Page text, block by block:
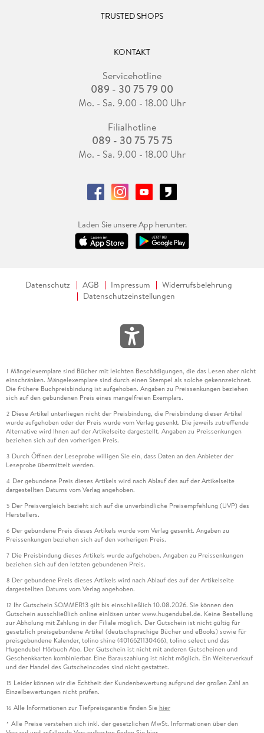
TRUSTED SHOPS
KONTAKT
Servicehotline
089 - 30 75 79 00
Mo. - Sa. 9.00 - 18.00 Uhr
Filialhotline
089 - 30 75 75 75
Mo. - Sa. 9.00 - 18.00 Uhr
Laden Sie unsere App herunter.
Datenschutz AGB Impressum
Widerrufsbelehrung
Datenschutzeinstellungen
1 Mängelexemplare sind Bücher mit leichten Beschädigungen, die das Lesen aber nicht
einschränken. Mängelexemplare sind durch einen Stempel als solche gekennzeichnet.
Die frühere Buchpreisbindung ist aufgehoben. Angaben zu Preissenkungen beziehen
sich auf den gebundenen Preis eines mangelfreien Exemplars.
2 Diese Artikel unterliegen nicht der Preisbindung, die Preisbindung dieser Artikel
wurde aufgehoben oder der Preis wurde vom Verlag gesenkt. Die jeweils zutreffende
Alternative wird Ihnen auf der Artikelseite dargestellt. Angaben zu Preissenkungen
beziehen sich auf den vorherigen Preis.
3 Durch Öffnen der Leseprobe willigen Sie ein, dass Daten an den Anbieter der
Leseprobe übermittelt werden.
4 Der gebundene Preis dieses Artikels wird nach Ablauf des auf der Artikelseite
dargestellten Datums vom Verlag angehoben.
5 Der Preisvergleich bezieht sich auf die unverbindliche Preisempfehlung (UVP) des
Herstellers.
6 Der gebundene Preis dieses Artikels wurde vom Verlag gesenkt. Angaben zu
Preissenkungen beziehen sich auf den vorherigen Preis.
7 Die Preisbindung dieses Artikels wurde aufgehoben. Angaben zu Preissenkungen
beziehen sich auf den letzten gebundenen Preis.
8 Der gebundene Preis dieses Artikels wird nach Ablauf des auf der Artikelseite
dargestellten Datums vom Verlag angehoben.
12 Ihr Gutschein SOMMER13 gilt bis einschließlich 10.08.2026. Sie können den
Gutschein ausschließlich online einlösen unter www.hugendubel.de. Keine Bestellung
zur Abholung mit Zahlung in der Filiale möglich. Der Gutschein ist nicht gültig für
gesetzlich preisgebundene Artikel (deutschsprachige Bücher und eBooks) sowie für
preisgebundene Kalender, tolino shine (4016621130466), tolino select und das
Hugendubel Hörbuch Abo. Der Gutschein ist nicht mit anderen Gutscheinen und
Geschenkkarten kombinierbar. Eine Barauszahlung ist nicht möglich. Ein Weiterverkauf
und der Handel des Gutscheincodes sind nicht gestattet.
15 Leider können wir die Echtheit der Kundenbewertung aufgrund der großen Zahl an
Einzelbewertungen nicht prüfen.
16 Alle Informationen zur Tiefpreisgarantie finden Sie hier
* Alle Preise verstehen sich inkl. der gesetzlichen MwSt. Informationen über den